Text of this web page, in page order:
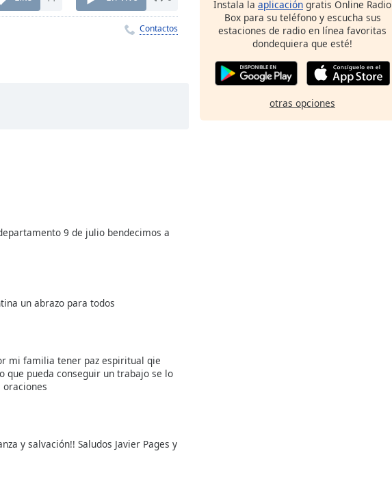
Contactos
9 de julio bendecimos a
un abrazo para todos
mi familia tener paz espiritual qie
que pueda conseguir un trabajo se lo
oraciones
y salvación!! Saludos Javier Pages y
Instala la aplicación gratis Online Radio
Box para su teléfono y escucha sus
estaciones de radio en línea favoritas
dondequiera que esté!
otras opciones